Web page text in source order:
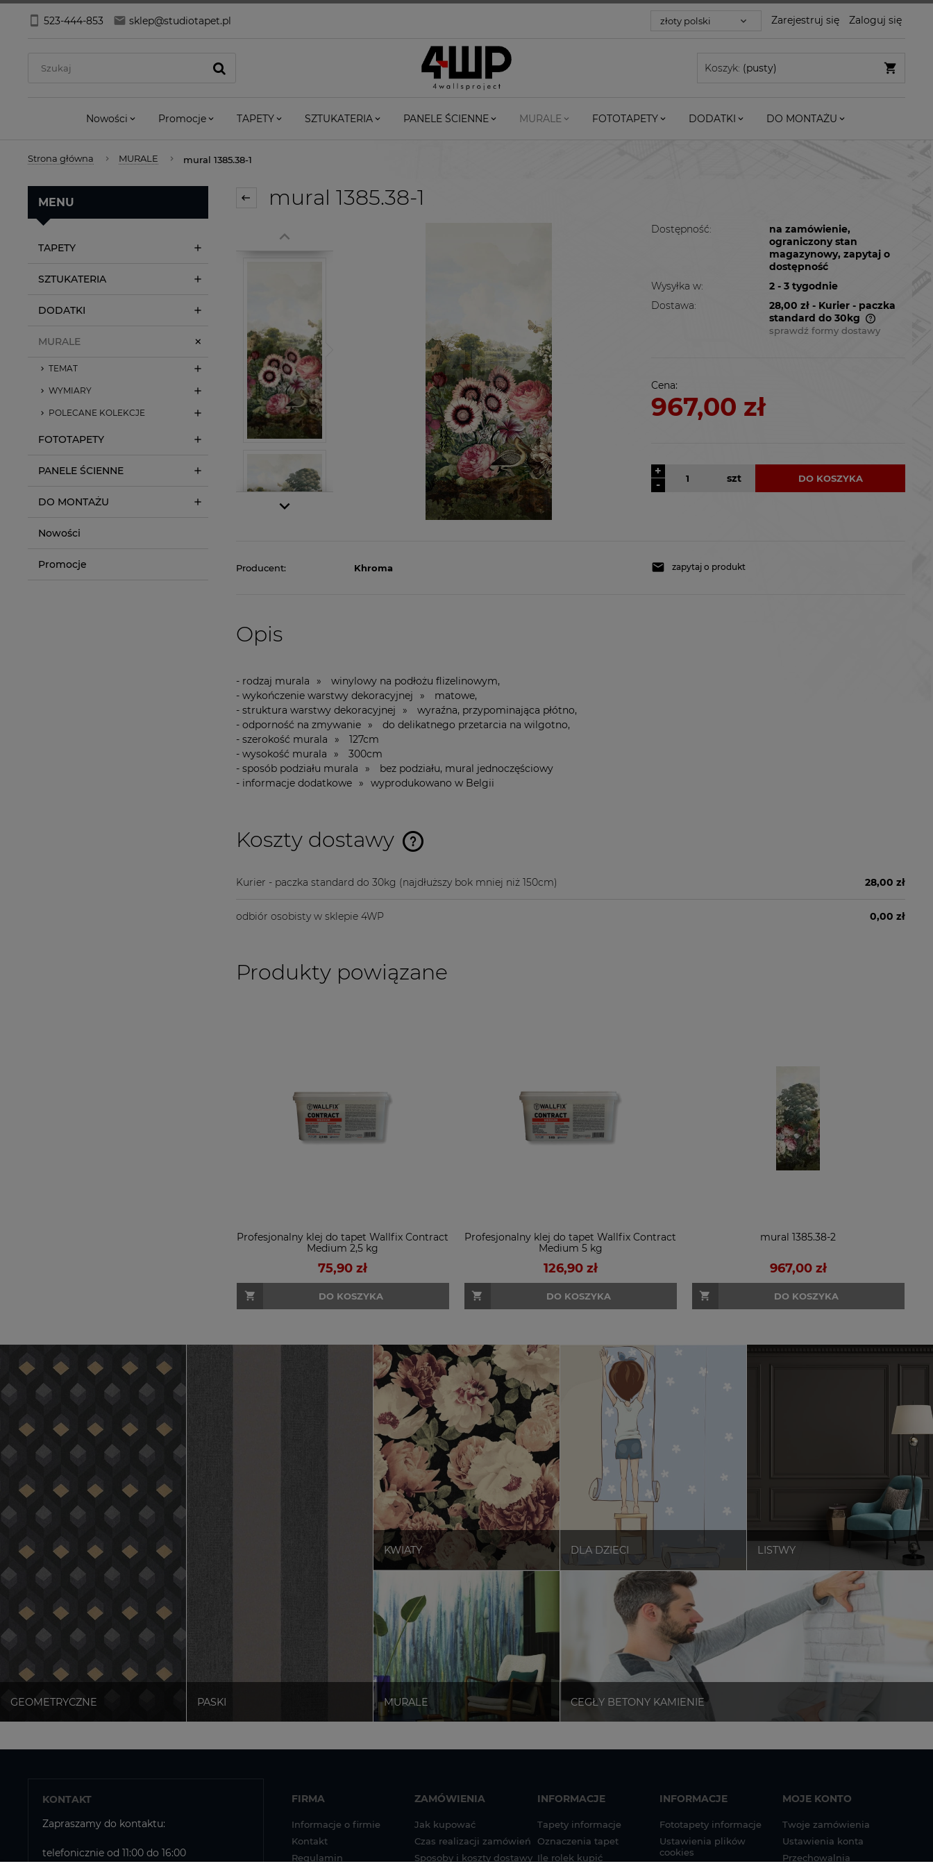
523-444-853 sklep@studiotapet.pl Zarejestruj się Zaloguj się
Koszyk: (pusty)
Nowości Promocje TAPETY SZTUKATERIA PANELE ŚCIENNE MURALE FOTOTAPETY DODATKI DO MONTAŻU
Strona główna MURALE mural 1385.38-1
MENU
TAPETY
SZTUKATERIA
DODATKI
MURALE
TEMAT
WYMIARY
POLECANE KOLEKCJE
FOTOTAPETY
PANELE ŚCIENNE
DO MONTAŻU
Nowości
Promocje
mural 1385.38-1
Dostępność:
na zamówienie,
ograniczony stan
magazynowy, zapytaj o
dostępność
Wysyłka w:
2 - 3 tygodnie
Dostawa:
28,00 zł - Kurier - paczka
standard do 30kg
sprawdź formy dostawy
Cena:
967,00 zł
-
+
szt DO KOSZYKA
Producent: Khroma zapytaj o produkt
Opis
- rodzaj murala » winylowy na podłożu flizelinowym,
- wykończenie warstwy dekoracyjnej » matowe,
- struktura warstwy dekoracyjnej » wyraźna, przypominająca płótno,
- odporność na zmywanie » do delikatnego przetarcia na wilgotno,
- szerokość murala » 127cm
- wysokość murala » 300cm
- sposób podziału murala » bez podziału, mural jednoczęściowy
- informacje dodatkowe » wyprodukowano w Belgii
Koszty dostawy
Cena nie zawiera ewentualnych
kosztów płatności
Kurier - paczka standard do 30kg (najdłuższy bok mniej niż 150cm) 28,00 zł
odbiór osobisty w sklepie 4WP 0,00 zł
Produkty powiązane
Profesjonalny klej do tapet Wallfix Contract
Medium 2,5 kg
75,90 zł
DO KOSZYKA
Profesjonalny klej do tapet Wallfix Contract
Medium 5 kg
126,90 zł
DO KOSZYKA
mural 1385.38-2
967,00 zł
DO KOSZYKA
FIRMA
Informacje o firmie
Kontakt
Regulamin
ZAMÓWIENIA
Jak kupować
Czas realizacji zamówień
Sposoby i koszty dostawy
INFORMACJE
Tapety informacje
Oznaczenia tapet
Ile rolek kupić
INFORMACJE
Fototapety informacje
Ustawienia plików
cookies
MOJE KONTO
Twoje zamówienia
Ustawienia konta
Przechowalnia
KONTAKT
Zapraszamy do kontaktu:
telefonicznie od 11:00 do 16:00